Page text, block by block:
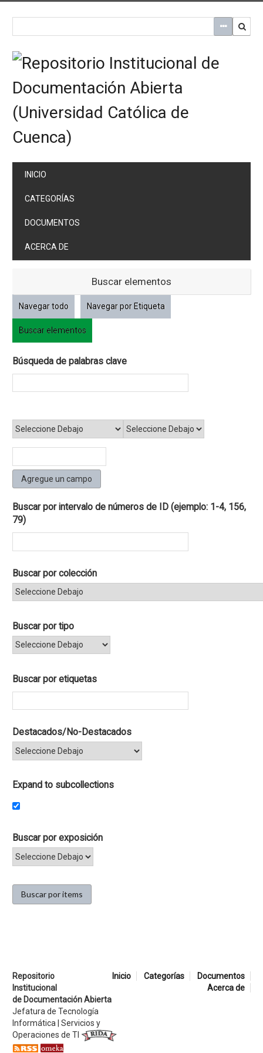
INICIO
CATEGORÍAS
DOCUMENTOS
ACERCA DE
Buscar elementos
Navegar todo Navegar por Etiqueta
Buscar elementos
Búsqueda de palabras clave
Agregue un campo
Buscar por intervalo de números de ID (ejemplo: 1-4, 156,
79)
Buscar por colección
Buscar por tipo
Buscar por etiquetas
Destacados/No-Destacados
Expand to subcollections
Buscar por exposición
Inicio Categorías
Documentos
Acerca de
Repositorio
Institucional
de Documentación Abierta
Jefatura de Tecnología
Informática | Servicios y
Operaciones de TI